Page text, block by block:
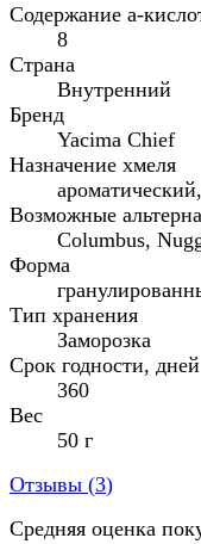
Содержание а-
8
Страна
Внутренний
Бренд
Yacima Chief
Назначение хмеля
Возможные
Columbus,
Форма
Тип хранения
Заморозка
Срок годности, дней
360
Вес
50 г
Отзывы (3)
Средняя оценка